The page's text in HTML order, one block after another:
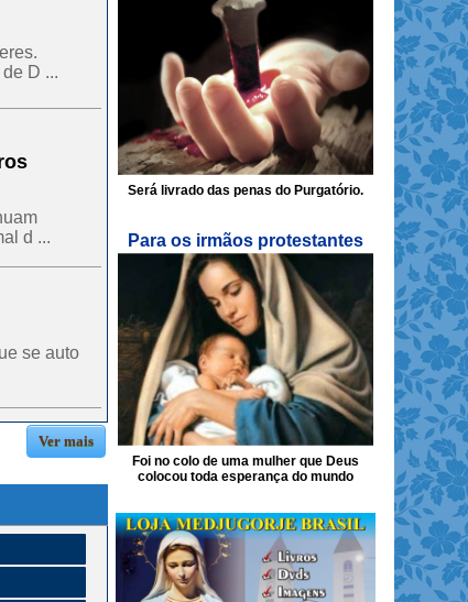
D ...
d ...
se auto
Ver mais
Será livrado das penas do Purgatório.
Para os irmãos protestantes
Foi no colo de uma mulher que Deus
colocou toda esperança do mundo